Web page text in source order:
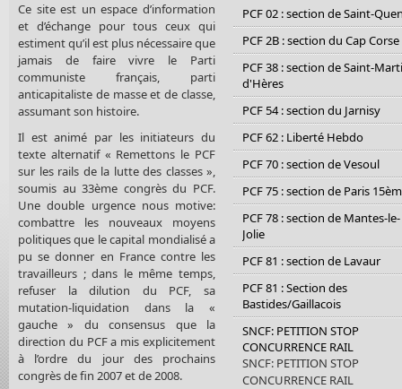
Ce site est un espace d’information
et d’échange pour tous ceux qui
estiment qu’il est plus nécessaire que
jamais de faire vivre le Parti
communiste français, parti
anticapitaliste de masse et de classe,
assumant son histoire.
Il est animé par les initiateurs du
texte alternatif « Remettons le PCF
sur les rails de la lutte des classes »,
soumis au 33ème congrès du PCF.
Une double urgence nous motive:
combattre les nouveaux moyens
politiques que le capital mondialisé a
pu se donner en France contre les
travailleurs ; dans le même temps,
refuser la dilution du PCF, sa
mutation-liquidation dans la «
gauche » du consensus que la
direction du PCF a mis explicitement
à l’ordre du jour des prochains
congrès de fin 2007 et de 2008.
PCF 02 : section de Saint-
PCF 2B : section du Cap Corse
PCF 38 : section de Saint-
d'Hères
PCF 54 : section du Jarnisy
PCF 62 : Liberté Hebdo
PCF 70 : section de Vesoul
PCF 75 : section de Paris
PCF 78 : section de Mantes-le-
Jolie
PCF 81 : section de Lavaur
PCF 81 : Section des
Bastides/Gaillacois
SNCF: PETITION STOP
CONCURRENCE RAIL
SNCF: PETITION STOP
CONCURRENCE RAIL